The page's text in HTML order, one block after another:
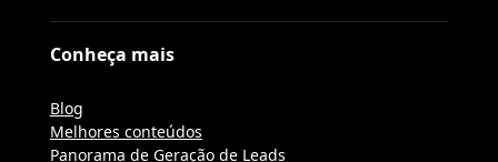
Conheça mais
Blog
Melhores conteúdos
Panorama de Geração de Leads